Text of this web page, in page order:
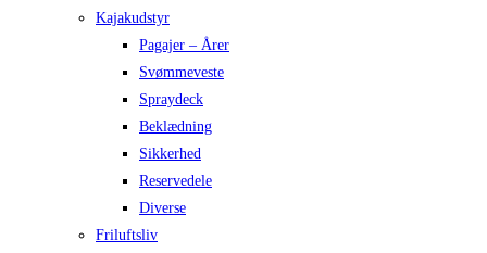
Kajakudstyr
Pagajer – Årer
Svømmeveste
Spraydeck
Beklædning
Sikkerhed
Reservedele
Diverse
Friluftsliv